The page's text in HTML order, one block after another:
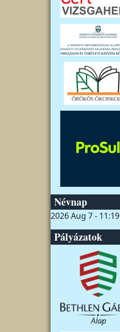
Névnap
2026 Aug 7 - 11:19
Pályázatok